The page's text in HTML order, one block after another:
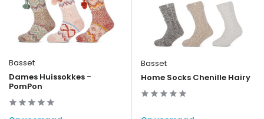
Basset
Dames Huissokkes -
PomPon
Basset
Home Socks Chenille Hairy